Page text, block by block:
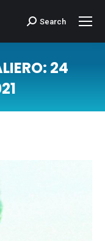
Cerca:Search
24